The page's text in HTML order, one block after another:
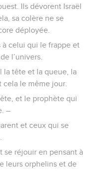
Ils dévorent Israël
sa colère ne se
déployée.
à celui qui le frappe et
l’univers.
la tête et la queue, la
le même jour.
et le prophète qui
–
et ceux qui se
se réjouir en pensant à
leurs orphelins et de